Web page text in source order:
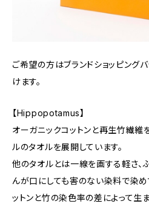
ご希望の方はブランドショッピング
けます。
【Hippopotamus】
オーガニックコットンと再生竹繊維
ルのタオルを展開しています。
他のタオルとは一線を画する軽さ、
んが口にしても害のない染料で染め
ットンと竹の染色率の差によって